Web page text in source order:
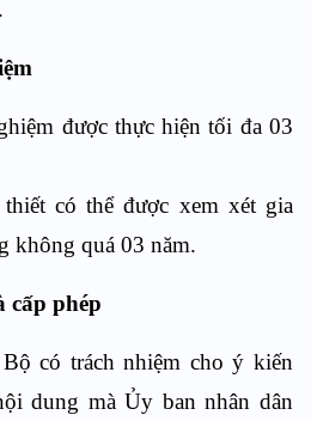
được thực hiện tối đa 03
có thể được xem xét gia
không quá 03 năm.
cấp phép
có trách nhiệm cho ý kiến
dung mà Ủy ban nhân dân